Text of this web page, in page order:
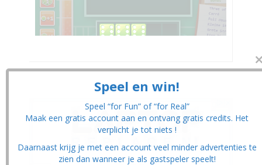
Speel en win!
Speel “for Fun” of “for Real”
Maak een gratis account aan en ontvang gratis credits. Het
verplicht je tot niets !
Daarnaast krijg je met een account veel minder advertenties te
zien dan wanneer je als gastspeler speelt!